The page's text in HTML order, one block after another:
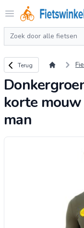
Open menu
Logo
Zoeken
Terug naar overzicht
Terug
korte
man